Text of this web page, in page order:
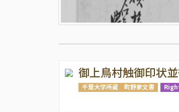
御上鳥村触御印状
千葉大学所蔵 町野家文書